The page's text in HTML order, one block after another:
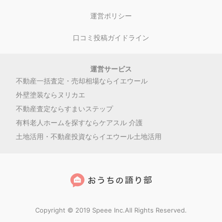
運営ポリシー
口コミ投稿ガイドライン
運営サービス
不動産一括査定・売却相場ならイエウール
外壁塗装ならヌリカエ
不動産査定ならすまいステップ
有料老人ホームを探すならケアスル 介護
土地活用・不動産投資ならイエウール土地活用
Copyright © 2019 Speee Inc.All Rights Reserved.